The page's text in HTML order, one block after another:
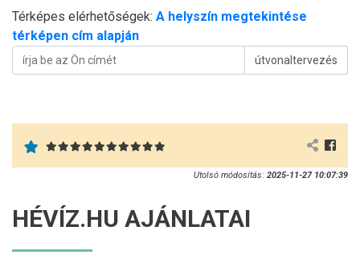
Térképes elérhetőségek: A helyszín megtekintése
térképen cím alapján
útvonaltervezés
Utolsó módosítás: 2025-11-27 10:07:39
HÉVÍZ.HU AJÁNLATAI